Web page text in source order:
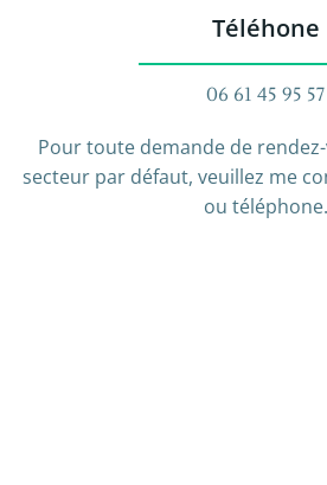
Téléhone
06 61 45 95 57
Pour toute demande de
secteur par défaut, veuillez me
ou téléphone.